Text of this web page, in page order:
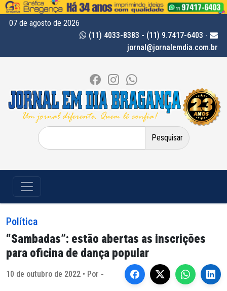
07 de agosto de 2026
(11) 4033-8383 - (11) 9.7417-6403 -
jornal@jornalemdia.com.br
Pesquisar
por:
Política
“Sambadas”: estão abertas as inscrições
para oficina de dança popular
10 de outubro de 2022 • Por -